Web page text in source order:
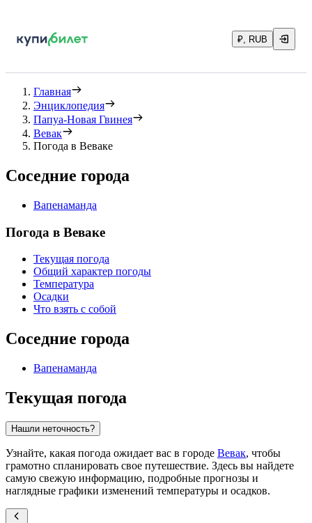
₽, RUB
Главная
Энциклопедия
Папуа-Новая Гвинея
Вевак
Погода в Веваке
Соседние города
Вапенаманда
Погода в Веваке
Текущая погода
Общий характер погоды
Температура
Осадки
Что взять с собой
Соседние города
Вапенаманда
Текущая погода
Нашли неточность?
Узнайте, какая погода ожидает вас в городе Вевак, чтобы
грамотно спланировать свое путешествие. Здесь вы найдете
самую свежую информацию, подробные прогнозы и
наглядные графики изменений температуры и осадков.